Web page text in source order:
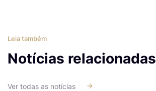
Leia também
Notícias relacionadas
Ver todas as notícias